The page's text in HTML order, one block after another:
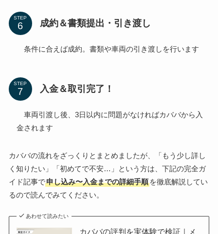
STEP
成約＆書類提出・引き渡し
条件に合えば成約。書類や車両の引き渡しを行います
STEP
入金＆取引完了！
車両引渡し後、3日以内に問題がなければカババから入
金されます
カババの流れをざっくりとまとめましたが、「もう少し詳し
く知りたい」「初めてで不安…」という方は、下記の完全ガ
イド記事で申し込み〜入金までの詳細手順を徹底解説してい
るので読んでみてください。
あわせて読みたい
カババの評判を実体験で検証｜メ